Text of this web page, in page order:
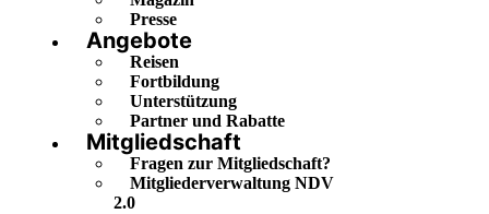
Presse
Angebote
Reisen
Fortbildung
Unterstützung
Partner und Rabatte
Mitgliedschaft
Fragen zur Mitgliedschaft?
Mitgliederverwaltung NDV
2.0